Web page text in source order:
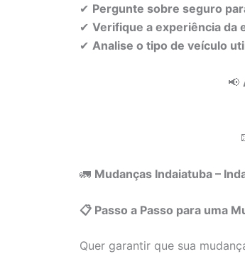
✔ Pergunte sobre seguro
✔ Verifique a experiência da
✔ Analise o tipo de veículo
📢
🚛 Mudanças Indaiatuba –
📋 Passo a Passo para uma
Quer garantir que sua